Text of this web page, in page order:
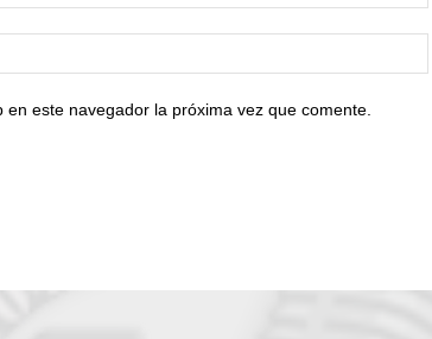
este navegador la próxima vez que comente.